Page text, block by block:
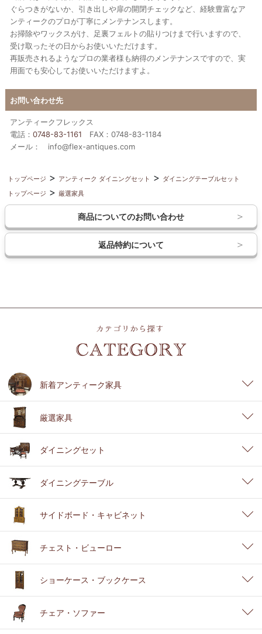
ぐらつきがないか、引き出しや扉の開閉チェックなど、経験豊富なア
ンティークのプロが丁寧にメンテナンスします。
お掃除やワックスがけ、足裏フェルトの貼りつけまで行いますので、
受け取ったその日からお使いいただけます。
再販売されるようなプロの業者様も納得のメンテナンスですので、実
用面でも安心してお使いいただけますよ。
お問い合わせ先
アンティークフレックス
電話： 0748-83-1161 FAX：0748-83-1184
メール： info@flex-antiques.com
トップページ アンティーク ダイニングセット
ダイニングテーブルセット
トップページ
厳選家具
商品についてのお問い合わせ
返品特約について
新着アンティーク家具
厳選家具
ダイニングセット
ダイニングテーブル
サイドボード・キャビネット
チェスト・ビューロー
ショーケース・ブックケース
チェア・ソファー